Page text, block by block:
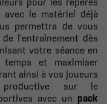
avec le matériel déjà
permettra de vous
l'entraînement dès
votre séance en
et maximiser
ainsi à vos joueurs
sur le
avec un pack